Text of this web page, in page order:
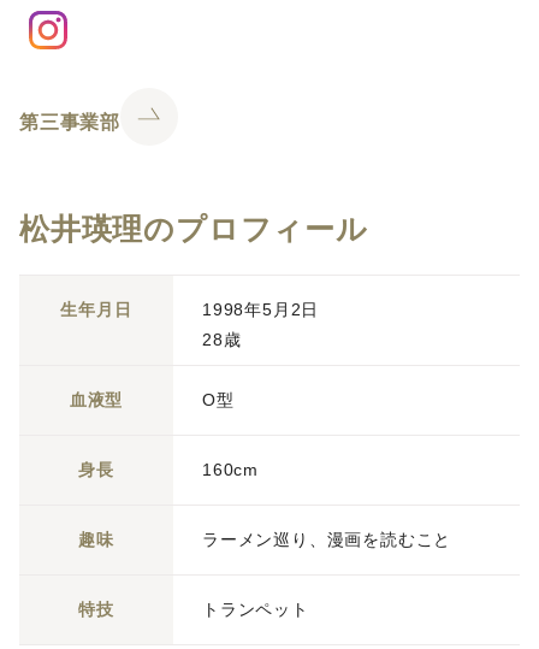
第三事業部
松井瑛理のプロフィール
生年月日
1998年5月2日
28歳
血液型 O型
身長 160cm
趣味 ラーメン巡り、漫画を読むこと
特技 トランペット